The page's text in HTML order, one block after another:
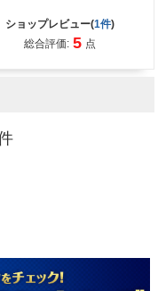
ショップレビュー(1件)
総合評価: 5 点